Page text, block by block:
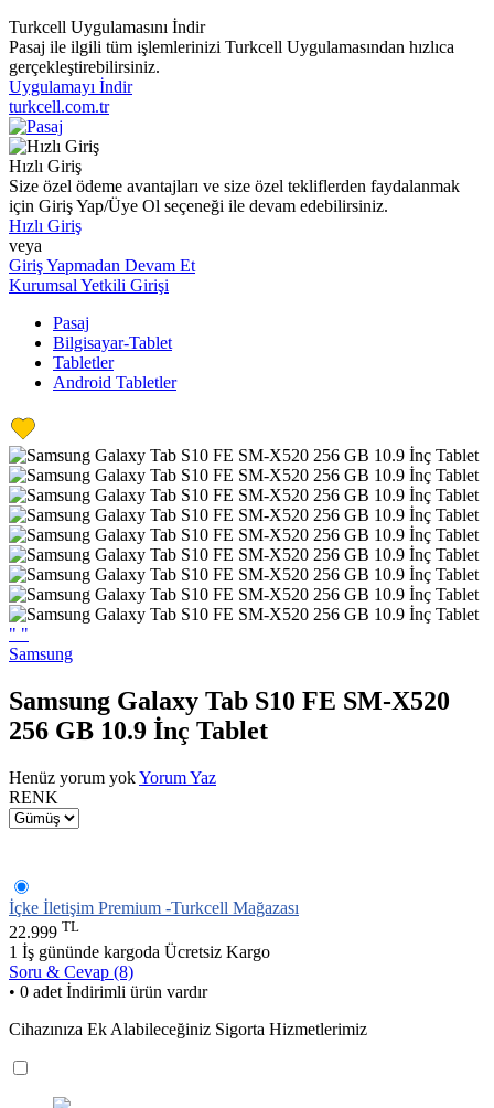
Turkcell Uygulamasını İndir
Pasaj ile ilgili tüm işlemlerinizi Turkcell Uygulamasından hızlıca
gerçekleştirebilirsiniz.
Uygulamayı İndir
turkcell.com.tr
Hızlı Giriş
Size özel ödeme avantajları ve size özel tekliflerden faydalanmak
için Giriş Yap/Üye Ol seçeneği ile devam edebilirsiniz.
Hızlı Giriş
veya
Giriş Yapmadan Devam Et
Kurumsal Yetkili Girişi
Pasaj
Bilgisayar-Tablet
Tabletler
Android Tabletler
" "
Samsung
Samsung Galaxy Tab S10 FE SM-X520
256 GB 10.9 İnç Tablet
Henüz yorum yokYorum Yaz
RENK
İçke İletişim Premium -Turkcell Mağazası
22.999 TL
1 İş gününde kargoda Ücretsiz Kargo
Soru & Cevap (8)
• 0 adet İndirimli ürün vardır
Cihazınıza Ek Alabileceğiniz Sigorta Hizmetlerimiz